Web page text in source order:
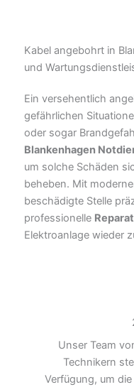
Kabel angebohrt in
und
Ein versehentlich
gefährlichen
oder sogar
Blankenhagen
um solche Schäden
beheben. Mit
beschädigte Stelle
professionelle
Elektroanlage wieder
Unser Team
Technikern
Verfügung, um